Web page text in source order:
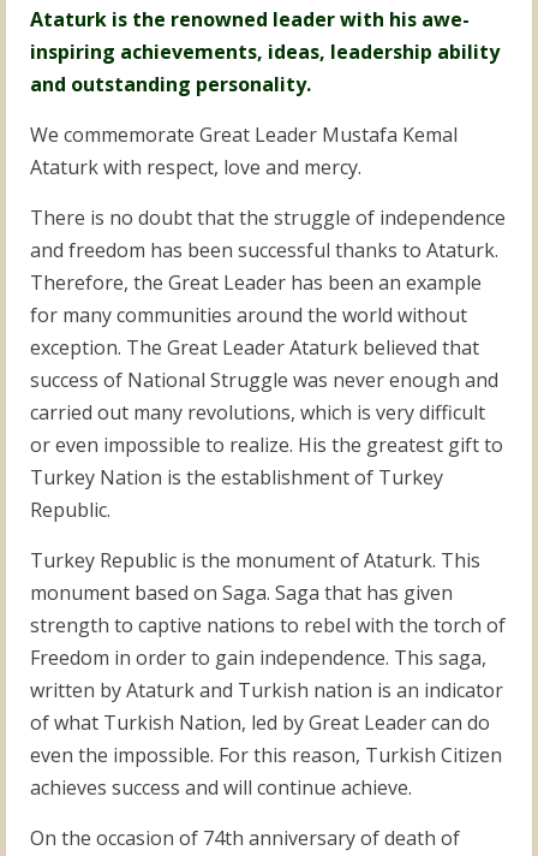
Ataturk is the renowned leader with his awe-
inspiring achievements, ideas, leadership ability
and outstanding personality.
We commemorate Great Leader Mustafa Kemal
Ataturk with respect, love and mercy.
There is no doubt that the struggle of independence
and freedom has been successful thanks to Ataturk.
Therefore, the Great Leader has been an example
for many communities around the world without
exception. The Great Leader Ataturk believed that
success of National Struggle was never enough and
carried out many revolutions, which is very difficult
or even impossible to realize. His the greatest gift to
Turkey Nation is the establishment of Turkey
Republic.
Turkey Republic is the monument of Ataturk. This
monument based on Saga. Saga that has given
strength to captive nations to rebel with the torch of
Freedom in order to gain independence. This saga,
written by Ataturk and Turkish nation is an indicator
of what Turkish Nation, led by Great Leader can do
even the impossible. For this reason, Turkish Citizen
achieves success and will continue achieve.
On the occasion of 74th anniversary of death of